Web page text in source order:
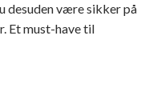
desuden være sikker på
Et must-have til